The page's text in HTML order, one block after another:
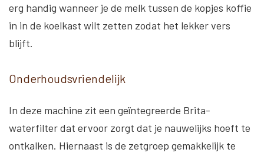
erg handig wanneer je de melk tussen de kopjes koffie
in in de koelkast wilt zetten zodat het lekker vers
blijft.
Onderhoudsvriendelijk
In deze machine zit een geïntegreerde Brita-
waterfilter dat ervoor zorgt dat je nauwelijks hoeft te
ontkalken. Hiernaast is de zetgroep gemakkelijk te